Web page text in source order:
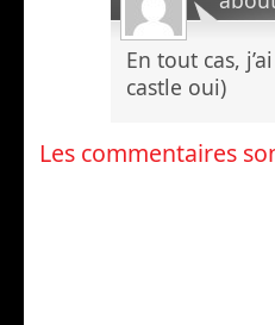
En tout cas,
castle oui)
Les commentaires